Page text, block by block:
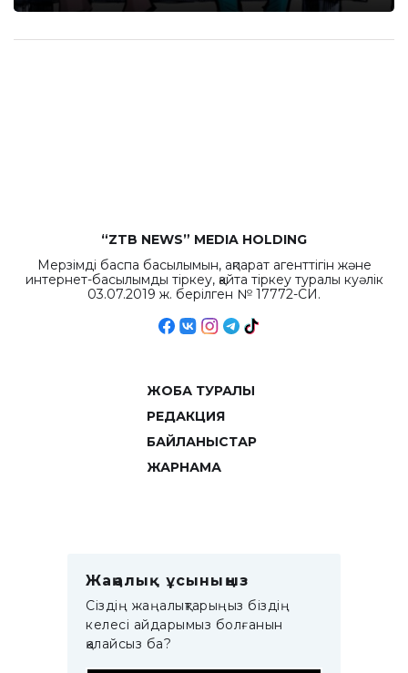
“ZTB NEWS” MEDIA HOLDING
Мерзімді баспа басылымын, ақпарат агенттігін және
интернет-басылымды тіркеу, қайта тіркеу туралы куәлік
03.07.2019 ж. берілген № 17772-СИ.
ЖОБА ТУРАЛЫ
РЕДАКЦИЯ
БАЙЛАНЫСТАР
ЖАРНАМА
Жаңалық ұсыныңыз
Сіздің жаңалықтарыңыз біздің
келесі айдарымыз болғанын
қалайсыз ба?